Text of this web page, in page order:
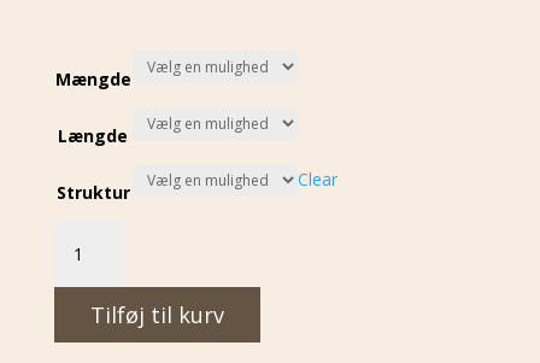
Mængde
Længde
Struktur
Clear
Hot
Toddy
quantity
Tilføj til kurv